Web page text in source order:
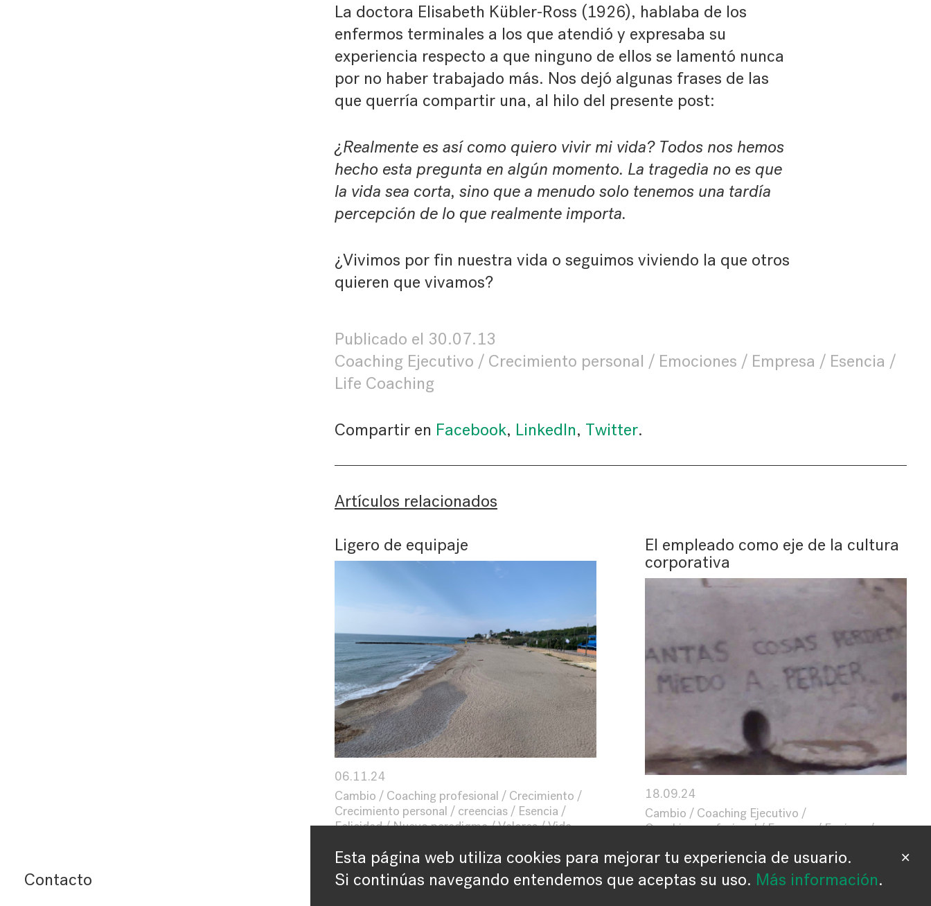
Contacto
La doctora Elisabeth Kübler-Ross (1926), hablaba de los
enfermos terminales a los que atendió y expresaba su
experiencia respecto a que ninguno de ellos se lamentó nunca
por no haber trabajado más. Nos dejó algunas frases de las
que querría compartir una, al hilo del presente post:
¿Realmente es así como quiero vivir mi vida? Todos nos hemos
hecho esta pregunta en algún momento. La tragedia no es que
la vida sea corta, sino que a menudo solo tenemos una tardía
percepción de lo que realmente importa.
¿Vivimos por fin nuestra vida o seguimos viviendo la que otros
quieren que vivamos?
Publicado el 30.07.13
Coaching Ejecutivo
Crecimiento personal Emociones Empresa
Esencia
Life Coaching
Compartir en Facebook, LinkedIn, Twitter.
Artículos relacionados
Ligero de equipaje
06.11.24
Cambio
Coaching profesional
Crecimiento
Crecimiento personal
creencias
Esencia
Felicidad
Nuevo paradigma Valores Vida
El empleado como eje de la cultura
corporativa
18.09.24
Cambio
Coaching Ejecutivo
Coaching profesional
Empresa
Equipos
Transformación
Uncategorized ×
Esta página web utiliza cookies para mejorar tu experiencia de usuario.
Si continúas navegando entendemos que aceptas su uso. Más información.